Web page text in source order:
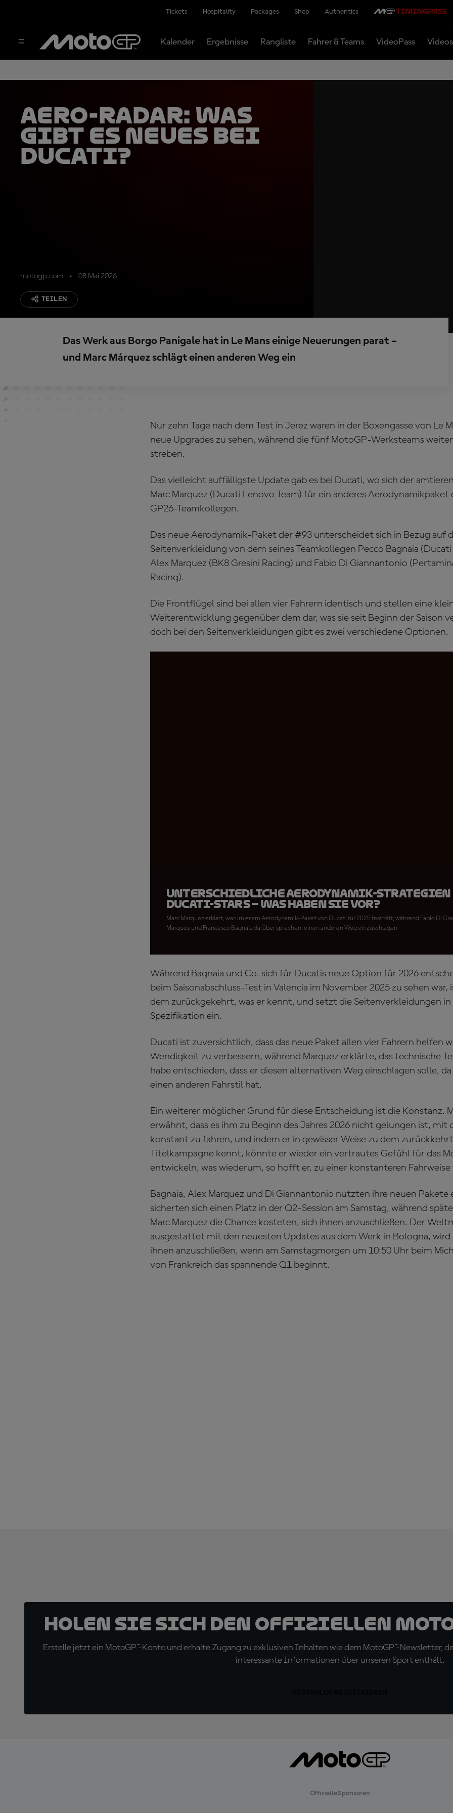
Tickets Hospitality Packages Shop Authentics
Kalender Ergebnisse Rangliste Fahrer & Teams VideoPass Videos
Aero-Radar: Was
gibt es Neues bei
Ducati?
motogp.com 08 Mai 2026
TEILEN
Das Werk aus Borgo Panigale hat in Le Mans einige Neuerungen parat –
und Marc Márquez schlägt einen anderen Weg ein
Nur zehn Tage nach dem Test in Jerez waren in der Boxengasse von Le
neue Upgrades zu sehen, während die fünf MotoGP-Werksteams
streben.
Das vielleicht auffälligste Update gab es bei Ducati, wo sich der
Marc Marquez (Ducati Lenovo Team) für ein anderes Aerodynamikpaket
GP26-Teamkollegen.
Das neue Aerodynamik-Paket der #93 unterscheidet sich in Bezug auf
Seitenverkleidung von dem seines Teamkollegen Pecco Bagnaia (Ducati
Alex Marquez (BK8 Gresini Racing) und Fabio Di Giannantonio
Racing).
Die Frontflügel sind bei allen vier Fahrern identisch und stellen eine
Weiterentwicklung gegenüber dem dar, was sie seit Beginn der Saison
doch bei den Seitenverkleidungen gibt es zwei verschiedene Optionen.
Unterschiedliche Aerodynamik-Strategien
Ducati-Stars – Was haben sie vor?
Marc Marquez erklärt, warum er am Aerodynamik-Paket von Ducati für 2025 festhält, während Fabio Di
Marquez und Francesco Bagnaia darüber sprechen, einen anderen Weg einzuschlagen
Während Bagnaia und Co. sich für Ducatis neue Option für 2026
beim Saisonabschluss-Test in Valencia im November 2025 zu sehen war,
dem zurückgekehrt, was er kennt, und setzt die Seitenverkleidungen in
Spezifikation ein.
Ducati ist zuversichtlich, dass das neue Paket allen vier Fahrern helfen
Wendigkeit zu verbessern, während Marquez erklärte, das technische
habe entschieden, dass er diesen alternativen Weg einschlagen solle,
einen anderen Fahrstil hat.
Ein weiterer möglicher Grund für diese Entscheidung ist die Konstanz.
erwähnt, dass es ihm zu Beginn des Jahres 2026 nicht gelungen ist, mit
konstant zu fahren, und indem er in gewisser Weise zu dem
Titelkampagne kennt, könnte er wieder ein vertrautes Gefühl für das
entwickeln, was wiederum, so hofft er, zu einer konstanteren Fahrweise
Bagnaia, Alex Marquez und Di Giannantonio nutzten ihre neuen Pakete
sicherten sich einen Platz in der Q2-Session am Samstag, während
Marc Marquez die Chance kosteten, sich ihnen anzuschließen. Der
ausgestattet mit den neuesten Updates aus dem Werk in Bologna, wird
ihnen anzuschließen, wenn am Samstagmorgen um 10:50 Uhr beim
von Frankreich das spannende Q1 beginnt.
Holen Sie sich den offiziellen
Erstelle jetzt ein MotoGP™-Konto und erhalte Zugang zu exklusiven Inhalten wie dem MotoGP™-Newsletter,
interessante Informationen über unseren Sport enthält.
Offizielle Sponsoren